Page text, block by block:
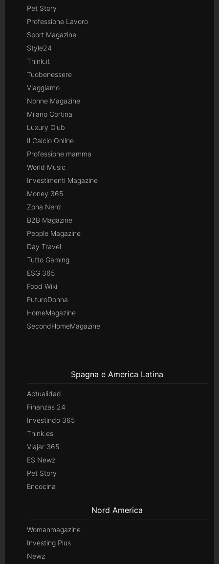
Pet Story
Professione Lavoro
Sport Magazine
Style24
Think.it
Tuobenessere
Viaggiamo
Nonne Magazine
Milano Cortina
Luxury Club
Il Calcio Online
Professione mamma
World Music
Investimenti Magazine
Money 365
Zona Nerd
B2B Magazine
People Magazine
Day Travel
Tutto Gaming
ESG 365
Food Wiki
FuturoDonna
HomeMagazine
SecondHomeMagazine
Spagna e America Latina
Actualidad
Finanzas 24
Investindo 365
Think.es
Viajar 365
ES Newz
Pet Story
Encocina
Nord America
Womanmagazine
Investing Plus
Newz